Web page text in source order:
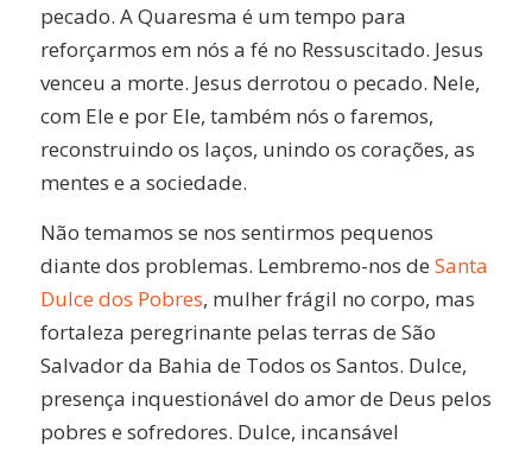
pecado. A Quaresma é um tempo para
reforçarmos em nós a fé no Ressuscitado. Jesus
venceu a morte. Jesus derrotou o pecado. Nele,
com Ele e por Ele, também nós o faremos,
reconstruindo os laços, unindo os corações, as
mentes e a sociedade.
Não temamos se nos sentirmos pequenos
diante dos problemas. Lembremo-nos de Santa
Dulce dos Pobres, mulher frágil no corpo, mas
fortaleza peregrinante pelas terras de São
Salvador da Bahia de Todos os Santos. Dulce,
presença inquestionável do amor de Deus pelos
pobres e sofredores. Dulce, incansável